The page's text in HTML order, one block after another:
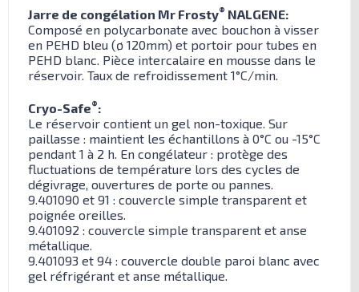
Jarre de congélation Mr Frosty® NALGENE:
Composé en polycarbonate avec bouchon à visser
en PEHD bleu (ø 120mm) et portoir pour tubes en
PEHD blanc. Pièce intercalaire en mousse dans le
réservoir. Taux de refroidissement 1°C/min.
Cryo-Safe®:
Le réservoir contient un gel non-toxique. Sur
paillasse : maintient les échantillons à 0°C ou -15°C
pendant 1 à 2 h. En congélateur : protège des
fluctuations de température lors des cycles de
dégivrage, ouvertures de porte ou pannes.
9.401090 et 91 : couvercle simple transparent et
poignée oreilles.
9.401092 : couvercle simple transparent et anse
métallique.
9.401093 et 94 : couvercle double paroi blanc avec
gel réfrigérant et anse métallique.